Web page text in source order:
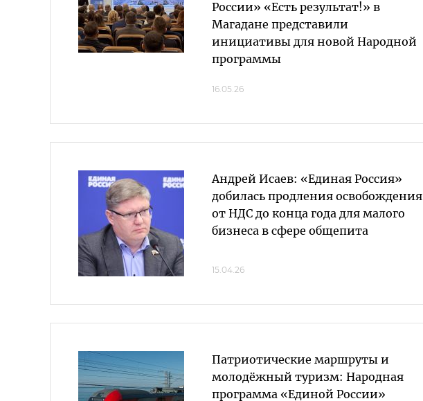
России» «Есть результат!» в
Магадане представили
инициативы для новой Народной
программы
16.05.26
Андрей Исаев: «Единая Россия»
добилась продления освобождения
от НДС до конца года для малого
бизнеса в сфере общепита
15.04.26
Патриотические маршруты и
молодёжный туризм: Народная
программа «Единой России»